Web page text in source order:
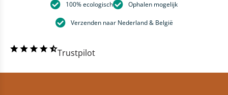
100% ecologisch Ophalen mogelijk
Verzenden naar Nederland & België
Trustpilot